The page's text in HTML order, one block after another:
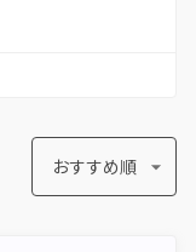
おすすめ順